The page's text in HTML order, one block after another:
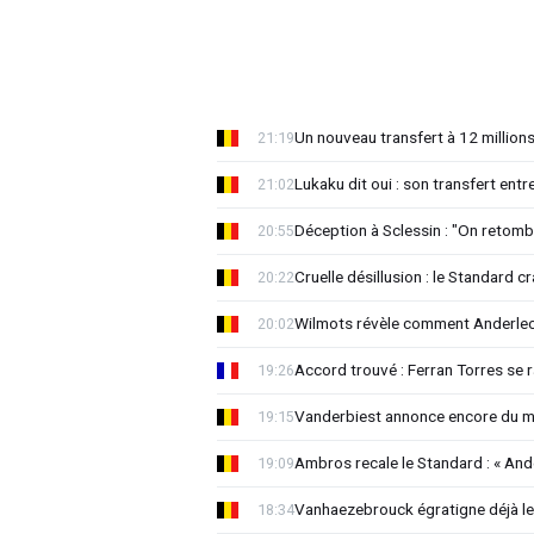
Un nouveau transfert à 12
21:19
Lukaku dit oui : son transfert
21:02
Déception à Sclessin : "On
20:55
Cruelle désillusion : le Standard
20:22
Wilmots révèle comment
20:02
Accord trouvé : Ferran Torres se
19:26
Vanderbiest annonce encore du
19:15
Ambros recale le Standard : «
19:09
Vanhaezebrouck égratigne déjà
18:34